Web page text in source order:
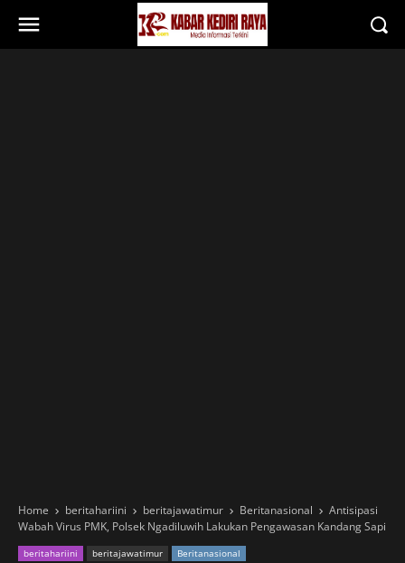
Home beritahariini beritajawatimur Beritanasional
Antisipasi
Wabah Virus PMK, Polsek Ngadiluwih Lakukan Pengawasan Kandang Sapi
beritahariini beritajawatimur Beritanasional